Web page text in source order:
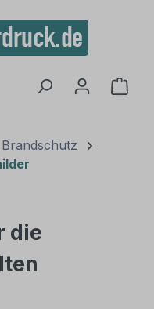
Brandschutz
die